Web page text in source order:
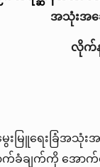
အသုံးအဆ
လိုက်န
င့် မွေးမြူရေးခ
ာက်ခံချက်ကို အောက်